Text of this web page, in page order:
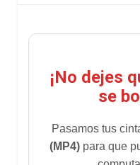
¡No dejes
se
Pasamos tus
(MP4) para que